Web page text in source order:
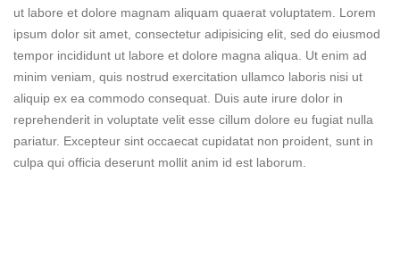
ut labore et dolore magnam aliquam quaerat voluptatem. Lorem
ipsum dolor sit amet, consectetur adipisicing elit, sed do eiusmod
tempor incididunt ut labore et dolore magna aliqua. Ut enim ad
minim veniam, quis nostrud exercitation ullamco laboris nisi ut
aliquip ex ea commodo consequat. Duis aute irure dolor in
reprehenderit in voluptate velit esse cillum dolore eu fugiat nulla
pariatur. Excepteur sint occaecat cupidatat non proident, sunt in
culpa qui officia deserunt mollit anim id est laborum.